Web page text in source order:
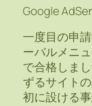
Google
一度目の申
ーバルメニ
で合格しま
ずるサイト
初に設ける